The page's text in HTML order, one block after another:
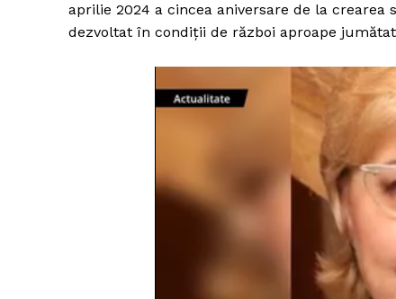
aprilie 2024 a cincea aniversare de la
dezvoltat în condiții de război aproape